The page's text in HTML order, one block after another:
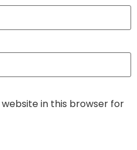
in this browser for